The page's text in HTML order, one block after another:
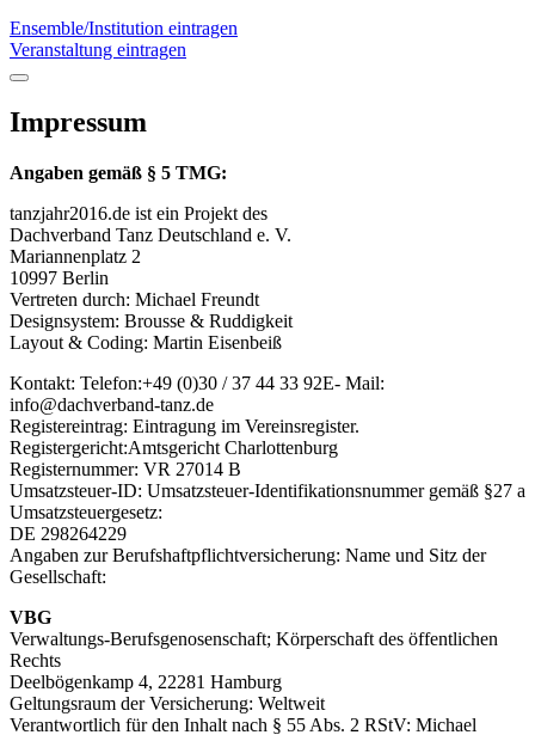
Ensemble/Institution eintragen
Veranstaltung eintragen
Impressum
Angaben gemäß § 5 TMG:
tanzjahr2016.de ist ein Projekt des
Dachverband Tanz Deutschland e. V.
Mariannenplatz 2
10997 Berlin
Vertreten durch: Michael Freundt
Designsystem: Brousse & Ruddigkeit
Layout & Coding: Martin Eisenbeiß
Kontakt: Telefon:+49 (0)30 / 37 44 33 92E- Mail:
info@dachverband-tanz.de
Registereintrag: Eintragung im Vereinsregister.
Registergericht:Amtsgericht Charlottenburg
Registernummer: VR 27014 B
Umsatzsteuer-ID: Umsatzsteuer-Identifikationsnummer gemäß §27 a
Umsatzsteuergesetz:
DE 298264229
Angaben zur Berufshaftpflichtversicherung: Name und Sitz der
Gesellschaft:
VBG
Verwaltungs-Berufsgenosenschaft; Körperschaft des öffentlichen
Rechts
Deelbögenkamp 4, 22281 Hamburg
Geltungsraum der Versicherung: Weltweit
Verantwortlich für den Inhalt nach § 55 Abs. 2 RStV: Michael